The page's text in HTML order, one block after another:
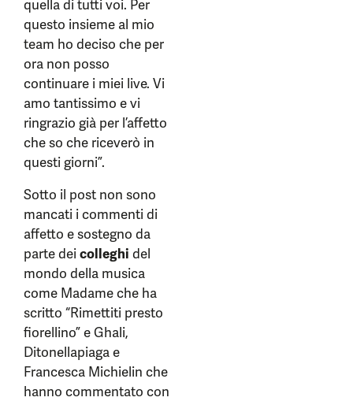
quella di tutti voi. Per
questo insieme al mio
team ho deciso che per
ora non posso
continuare i miei live. Vi
amo tantissimo e vi
ringrazio già per l’affetto
che so che riceverò in
questi giorni”.
Sotto il post non sono
mancati i commenti di
affetto e sostegno da
parte deicolleghi del
mondo della musica
come Madame che ha
scritto “Rimettiti presto
fiorellino” e Ghali,
Ditonellapiaga e
Francesca Michielin che
hanno commentato con